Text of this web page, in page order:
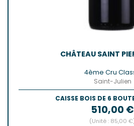
CHÂTEAU SAINT
4ème Cru
Saint-Julien
CAISSE BOIS DE 6
Prix
510,00 €
(Unité : 85,00